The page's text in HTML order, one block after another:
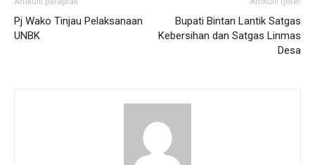
Pj Wako Tinjau Pelaksanaan
UNBK
Bupati Bintan Lantik Satgas
Kebersihan dan Satgas Linmas
Desa